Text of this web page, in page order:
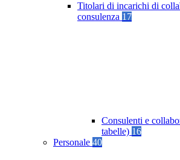
Titolari di incarichi di
consulenza 17
Consulenti e
tabelle) 16
Personale 40